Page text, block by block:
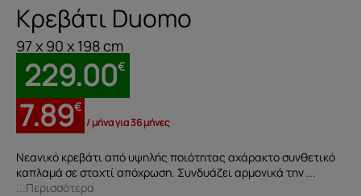
Κρεβάτι Duomo
97 x 90 x 198 cm
229.00€
7.89€
/ μήνα για 36 μήνες
Νεανικό κρεβάτι από υψηλής ποιότητας αχάρακτο συνθετικό
καπλαμά σε σταχτί απόχρωση. Συνδυάζει αρμονικά την ...
...Περισσότερα